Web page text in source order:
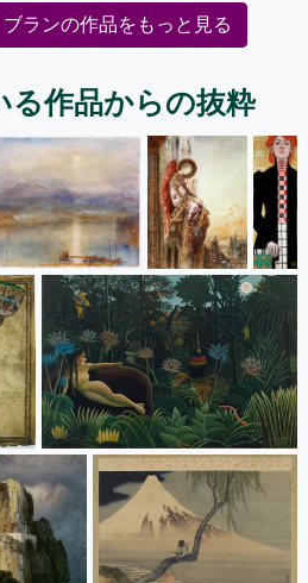
ランの作品をもっと見る
る作品からの抜粋